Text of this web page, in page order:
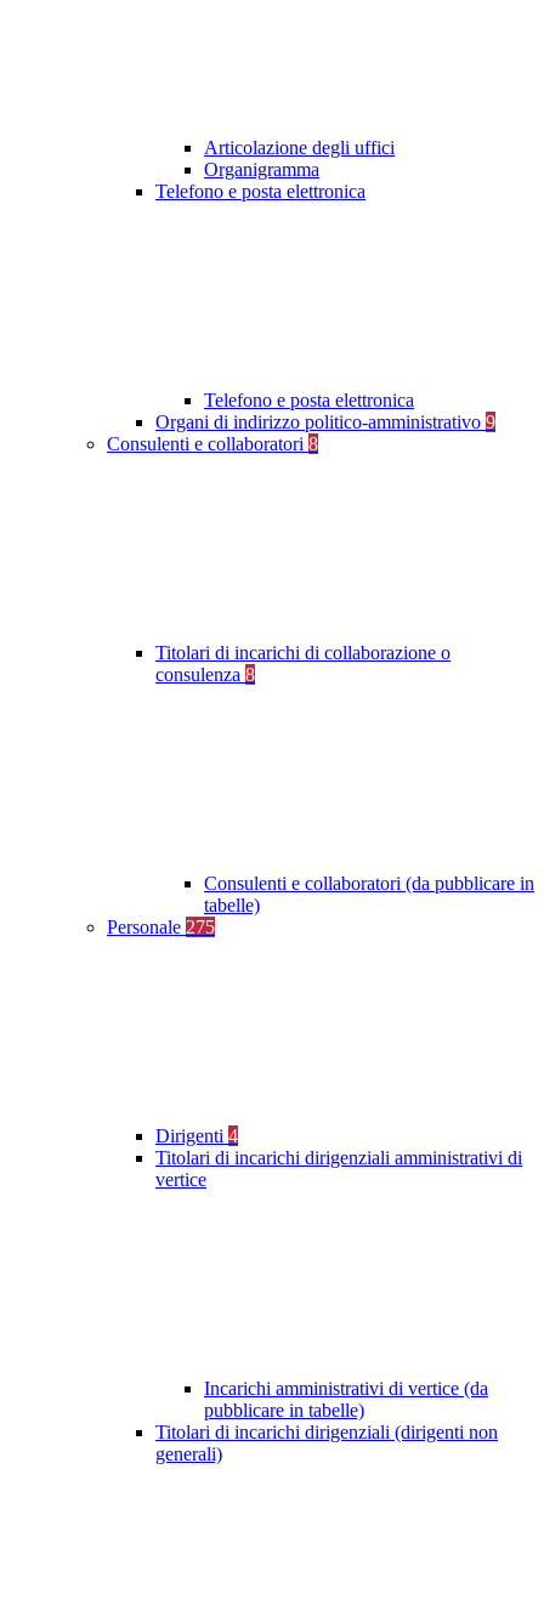
Articolazione degli uffici
Organigramma
Telefono e posta elettronica
Telefono e posta elettronica
Organi di indirizzo politico-amministrativo 9
Consulenti e collaboratori 8
Titolari di incarichi di collaborazione o
consulenza 8
Consulenti e collaboratori (da pubblicare in
tabelle)
Personale 275
Dirigenti 4
Titolari di incarichi dirigenziali amministrativi di
vertice
Incarichi amministrativi di vertice (da
pubblicare in tabelle)
Titolari di incarichi dirigenziali (dirigenti non
generali)